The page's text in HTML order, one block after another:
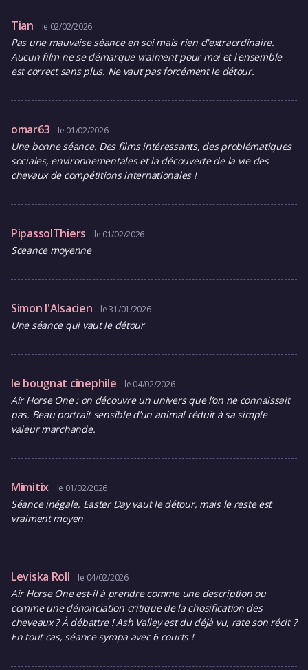
Tian le 02/02/2026
Pas une mauvaise séance en soi mais rien d'extraordinaire.
Aucun film ne se démarque vraiment pour moi et l'ensemble
est correct sans plus. Ne vaut pas forcément le détour.
omar63 le 01/02/2026
Une bonne séance. Des films intéressants, des problématiques
sociales, environnementales et la découverte de la vie des
chevaux de compétitions internationales !
PipassolThiers le 01/02/2026
Sceance moyenne
Simon l'Alsacien le 31/01/2026
Une séance qui vaut le détour
le bougnat cinephile le 04/02/2026
Air Horse One : on découvre un univers que l’on ne connaissait
pas. Beau portrait sensible d’un animal réduit à sa simple
valeur marchande.
Mimitix le 01/02/2026
Séance inégale, Easter Day vaut le détour, mais le reste est
vraiment moyen
Leviska Roll le 04/02/2026
Air Horse One est-il à prendre comme une description ou
comme une dénonciation critique de la chosification des
cheveaux ? À débattre ! Ash Valley est du déjà vu, rate son récit ?
En tout cas, séance sympa avec 6 courts !